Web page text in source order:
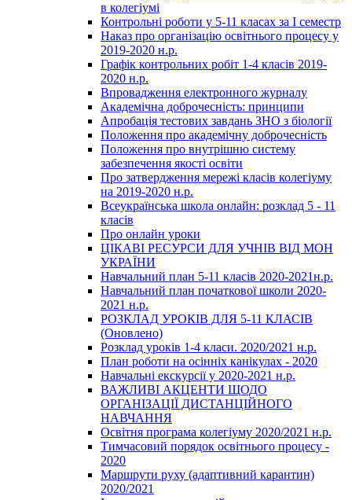
в колегіумі
Контрольні роботи у 5-11 класах за І семестр
Наказ про організацію освітнього процесу у
2019-2020 н.р.
Графік контрольних робіт 1-4 класів 2019-
2020 н.р.
Впровадження електронного журналу
Академічна доброчесність: принципи
Апробація тестових завдань ЗНО з біології
Положення про академічну доброчесність
Положення про внутрішню систему
забезпечення якості освіти
Про затвердження мережі класів колегіуму
на 2019-2020 н.р.
Всеукраїнська школа онлайн: розклад 5 - 11
класів
Про онлайн уроки
ЦІКАВІ РЕСУРСИ ДЛЯ УЧНІВ ВІД МОН
УКРАЇНИ
Навчальний план 5-11 класів 2020-2021н.р.
Навчальний план початкової школи 2020-
2021 н.р.
РОЗКЛАД УРОКІВ ДЛЯ 5-11 КЛАСІВ
(Оновлено)
Розклад уроків 1-4 класи. 2020/2021 н.р.
План роботи на осінніх канікулах - 2020
Навчальні екскурсії у 2020-2021 н.р.
ВАЖЛИВІ АКЦЕНТИ ЩОДО
ОРГАНІЗАЦІЇ ДИСТАНЦІЙНОГО
НАВЧАННЯ
Освітня програма колегіуму 2020/2021 н.р.
Тимчасовий порядок освітнього процесу -
2020
Маршрути руху (адаптивний карантин)
2020/2021